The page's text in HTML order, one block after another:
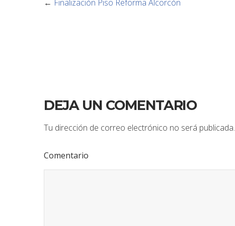
← Finalización Piso Reforma Alcorcón
DEJA UN COMENTARIO
Tu dirección de correo electrónico no será publicada.
Comentario